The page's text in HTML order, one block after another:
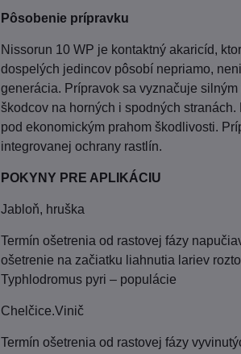
Pôsobenie prípravku
Nissorun 10 WP je kontaktný akaricíd,
dospelých jedincov pôsobí nepriamo,
generácia. Prípravok sa vyznačuje
škodcov na horných i spodných
pod ekonomickým prahom škodlivosti.
integrovanej ochrany rastlín.
POKYNY PRE APLIKÁCIU
Jabloň, hruška
Termín ošetrenia od rastovej fázy
ošetrenie na začiatku liahnutia lariev
Typhlodromus pyri – populácie
Chelčice.Vinič
Termín ošetrenia od rastovej fázy